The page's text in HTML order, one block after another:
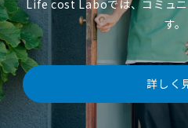
Life cost Laboでは、コミュ
す。
詳しく